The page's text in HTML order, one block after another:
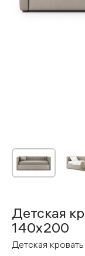
Детская
140x200
Детская